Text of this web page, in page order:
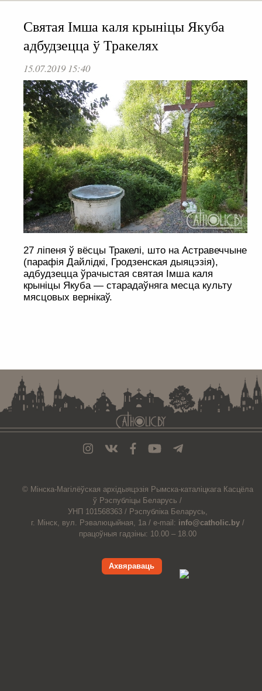
Святая Імша каля крыніцы Якуба
адбудзецца ў Тракелях
15.07.2019 15:40
27 ліпеня ў вёсцы Тракелі, што на Астравеччыне
(парафія Дайлідкі, Гродзенская дыяцэзія),
адбудзецца ўрачыстая святая Імша каля
крыніцы Якуба — старадаўняга месца культу
мясцовых вернікаў.
© Мiнска-Магiлёўская архiдыяцэзiя Рымска-каталіцкага Касцёла
ў Рэспубліцы Беларусь /
УНП 101568363 / Рэспубліка Беларусь,
г. Мінск, вул. Рэвалюцыйная, 1а / e-mail: info@catholic.by /
працоўныя гадзіны: 10.00 – 18.00
Ахвяраваць